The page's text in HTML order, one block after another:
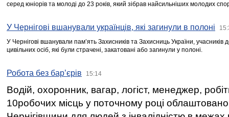
серед юніорів та молоді до 23 років, який зібрав найсильніших молодих
У Чернігові вшанували українців, які загинули в полоні
У Чернігові вшанували пам’ять Захисників та Захисниць України,
цивільних осіб, які були страчені, закатовані або загинули у полоні.
Робота без бар’єрів 15:14
Водій, охоронник, вагар, логіст, менеджер,
10робочих місць у поточному році